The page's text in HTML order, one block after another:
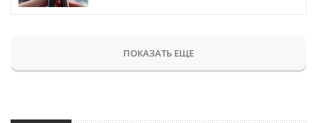
ПОКАЗАТЬ ЕЩЕ